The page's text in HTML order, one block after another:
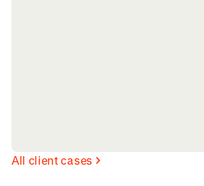
All client cases